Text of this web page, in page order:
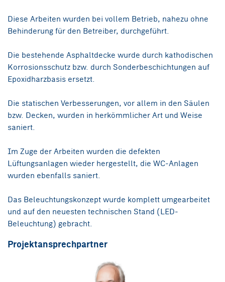
Diese Arbeiten wurden bei vollem Betrieb, nahezu ohne
Behinderung für den Betreiber, durchgeführt.
Die bestehende Asphaltdecke wurde durch kathodischen
Korrosionsschutz bzw. durch Sonderbeschichtungen auf
Epoxidharzbasis ersetzt.
Die statischen Verbesserungen, vor allem in den Säulen
bzw. Decken, wurden in herkömmlicher Art und Weise
saniert.
Im Zuge der Arbeiten wurden die defekten
Lüftungsanlagen wieder hergestellt, die WC-Anlagen
wurden ebenfalls saniert.
Das Beleuchtungskonzept wurde komplett umgearbeitet
und auf den neuesten technischen Stand (LED-
Beleuchtung) gebracht.
Projektansprechpartner